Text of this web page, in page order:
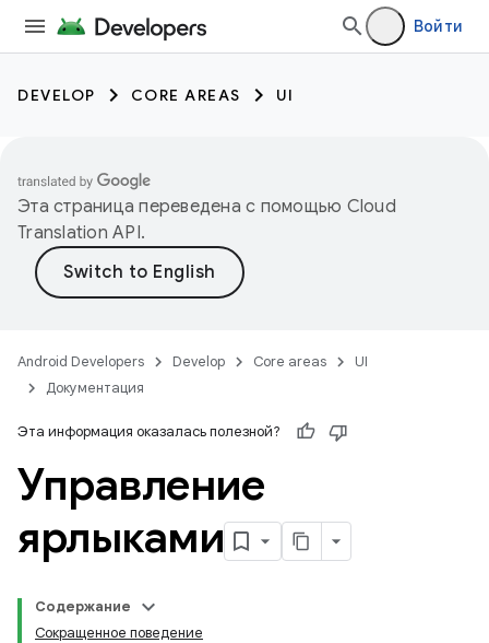
Войти
DEVELOP CORE AREAS UI
Эта страница переведена с помощью Cloud
Translation API.
Android Developers Develop Core areas
UI
Документация
Эта информация оказалась полезной?
Управление
ярлыками
Содержание
Сокращенное поведение